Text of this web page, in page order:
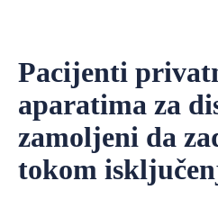
Pacijenti
aparatima za
zamoljeni da
tokom